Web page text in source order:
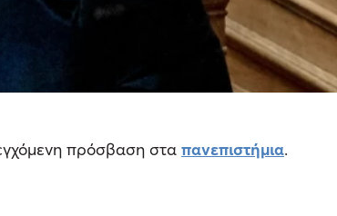
πρόσβαση στα πανεπιστήμια.